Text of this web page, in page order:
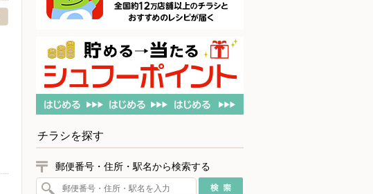
チラシを探す
郵便番号・住所・駅名から検索する